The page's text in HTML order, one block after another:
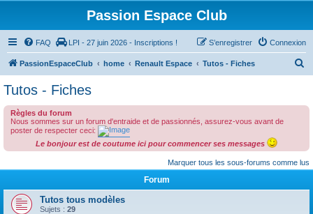
Passion Espace Club
FAQ LPI - 27 juin 2026 - Inscriptions ! Connexion
S’enregistrer
PassionEspaceClub home Renault Espace Tutos - Fiches
c
Tutos - Fiches
Règles du forum
Nous sommes sur un forum d'entraide et de passionnés, assurez-vous avant de
poster de respecter ceci:
Le bonjour est de coutume ici pour commencer ses messages
Marquer tous les sous-forums comme lus
Forum
Tutos tous modèles
Sujets : 29